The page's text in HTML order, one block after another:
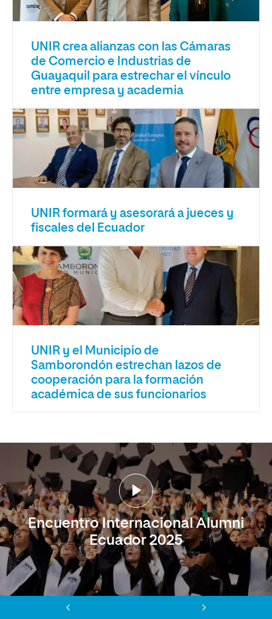
UNIR crea alianzas con las Cámaras
de Comercio e Industrias de
Guayaquil para estrechar el vínculo
entre empresa y academia
UNIR formará y asesorará a jueces y
fiscales del Ecuador
UNIR y el Municipio de
Samborondón estrechan lazos de
cooperación para la formación
académica de sus funcionarios
Encuentro Internacional Alumni
Ecuador 2025